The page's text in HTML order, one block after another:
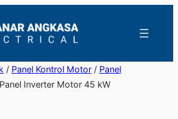
/ Panel Kontrol Motor/ Panel
Inverter Motor 45 kW